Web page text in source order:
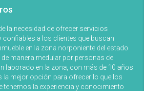
la necesidad de ofrecer servicios
confiables a los clientes que buscan
en la zona norponiente del estado
manera medular por personas de
laborado en la zona, con más de 10 años
la mejor opción para ofrecer lo que los
tenemos la experiencia y conocimiento